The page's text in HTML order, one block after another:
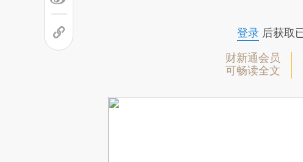
登录后获取
财新通会员
可畅读全文